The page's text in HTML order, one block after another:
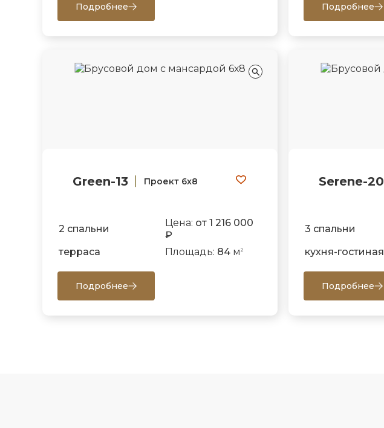
Подробнее Подробнее
Green-13 Проект 6х8
2 спальни
Цена: от 1 216 000
₽
терраса
Площадь: 84м 2
Подробнее
Serene-20
3 спальни
кухня-гостиная
Подробнее